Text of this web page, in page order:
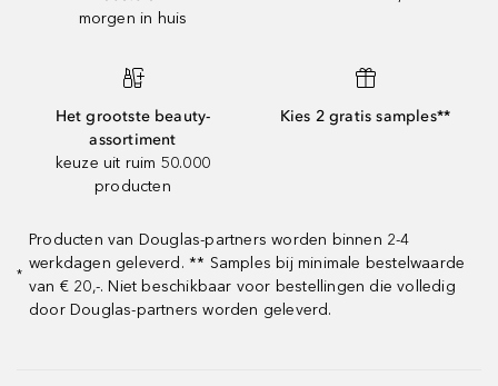
morgen in huis
Het grootste beauty-
assortiment
keuze uit ruim 50.000
producten
Kies 2 gratis samples**
*
Producten van Douglas-partners worden binnen 2-4
werkdagen geleverd. ** Samples bij minimale bestelwaarde
van € 20,-. Niet beschikbaar voor bestellingen die volledig
door Douglas-partners worden geleverd.